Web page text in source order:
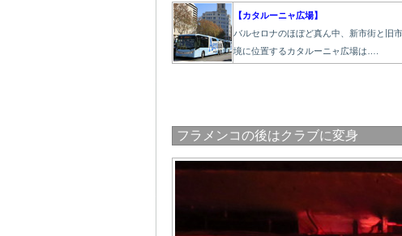
【カタルーニャ広場】
バルセロナのほぼど真ん中、新市街と旧
境に位置するカタルーニャ広場は….
フラメンコの後はクラブに変身